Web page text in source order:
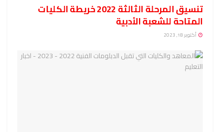
تنسيق المرحلة الثالثة 2022 خريطة الكليات
المتاحة للشعبة الأدبية
أكتوبر 18, 2023